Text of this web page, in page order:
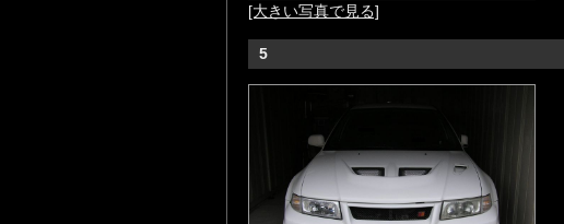
[大きい写真で見る]
5